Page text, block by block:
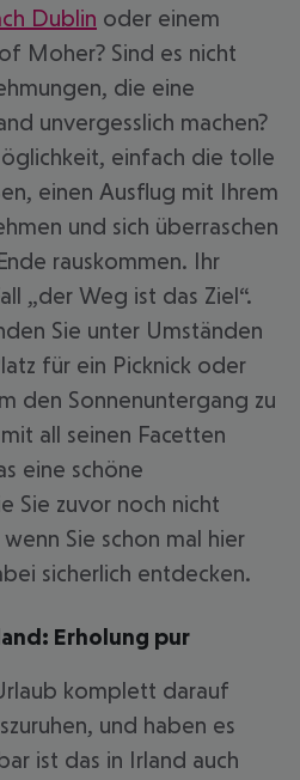
Dublin oder einem
Moher? Sind es nicht
die eine
unvergesslich machen?
einfach die tolle
einen Ausflug mit Ihrem
und sich überraschen
rauskommen. Ihr
„der Weg ist das Ziel“.
Sie unter Umständen
für ein Picknick oder
den Sonnenuntergang zu
all seinen Facetten
eine schöne
Sie zuvor noch nicht
Sie schon mal hier
sicherlich entdecken.
Erholung pur
komplett darauf
und haben es
ist das in Irland auch